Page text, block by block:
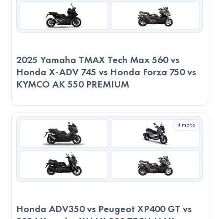
kullanımda daha pratik ve kolay manevra kabiliyeti sunar.
2023 KYMCO CV3 ise daha ağır yapısıyla uzun yolculuklarda
için daha uygun bir konfor sunar. 2023 KYMCO AK 550
PREMIUM ise 78.5cm sele yüksekliği ile ortalama boydaki
6. Kullanım Alanları
2023 KYMCO AK 550 PREMIUM ve 2023 KYMCO CV3,
Scooter türünde motosikletlerdir. şehir içi ulaşımda pratiklik
ve yakıt ekonomisi arayan kullanıcılar için mükemmel bir
seçimdir. Kısa mesafeler ve günlük işler için idealdir.
2023 KYMCO AK 550 PREMIUM ve 2023 KYMCO CV3,
2025 Yamaha TMAX Tech Max 560 vs
Honda X-ADV 745 vs Honda Forza 750 vs
KYMCO AK 550 PREMIUM
4 moto
Honda ADV350 vs Peugeot XP400 GT vs